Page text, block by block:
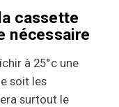
cassette
nécessaire
à 25°c une
soit les
surtout le